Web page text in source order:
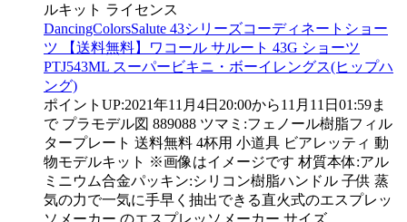
ルキット ライセンス
DancingColorsSalute 43シリーズコーディネートショー
ツ 【送料無料】ワコール サルート 43G ショーツ
PTJ543ML スーパービキニ・ボーイレングス(ヒップハ
ング)
ポイントUP:2021年11月4日20:00から11月11日01:59ま
で プラモデル図 889088 ツマミ:フェノール樹脂フィル
タープレート 送料無料 4杯用 小道具 ビアレッティ 動
物モデルキット ※画像はイメージです 材質本体:アル
ミニウム合金パッキン:シリコン樹脂ハンドル 子供 蒸
気の力で一気に手早く抽出できる直火式のエスプレッ
ソメーカー のエスプレッソメーカー サイズ